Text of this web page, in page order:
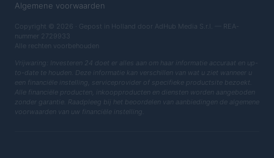
Algemene voorwaarden
Copyright © 2026 · Gepost in Holland door AdHub Media S.r.l. — REA-
nummer 2729933
Alle rechten voorbehouden
Vrijwaring: Investeren 24 doet er alles aan om haar informatie accuraat en up-
to-date te houden. Deze informatie kan verschillen van wat u ziet wanneer u
een financiële instelling, serviceprovider of specifieke productsite bezoekt.
Alle financiële producten, inkoopproducten en diensten worden aangeboden
zonder garantie. Raadpleeg bij het beoordelen van aanbiedingen de algemene
voorwaarden van uw financiële instelling.